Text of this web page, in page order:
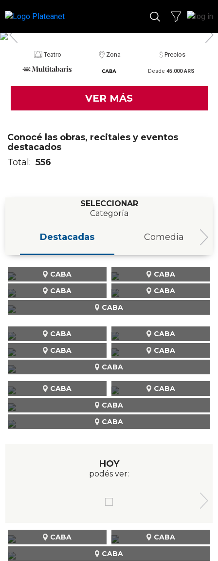
Teatro Zona Precios
Desde 45.000 ARS
VER MÁS
Conocé las obras, recitales y eventos
destacados
Total: 556
SELECCIONAR
Categoría
Destacadas Comedia
CABA
CABA
CABA
CABA
CABA
CABA CABA
CABA
CABA CABA
CABA
CABA CABA
CABA
HOY
podés ver:
CABA
CABA CABA